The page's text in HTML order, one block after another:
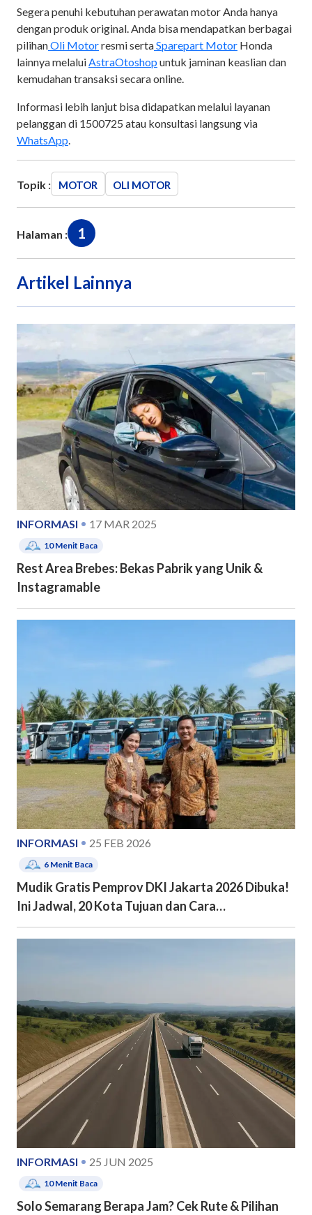
Segera penuhi kebutuhan perawatan motor Anda hanya
dengan produk original. Anda bisa mendapatkan berbagai
pilihanOli Motorresmi sertaSparepart Motor Honda
lainnya melaluiAstraOtoshop untuk jaminan keaslian dan
kemudahan transaksi secara online.
Informasi lebih lanjut bisa didapatkan melalui layanan
pelanggan di 1500725 atau konsultasi langsung via
WhatsApp.
Topik : MOTOR OLI MOTOR
Halaman : 1
Artikel Lainnya
INFORMASI 17 MAR 2025
10Menit Baca
Rest Area Brebes: Bekas Pabrik yang Unik &
Instagramable
INFORMASI 25 FEB 2026
6 Menit Baca
Mudik Gratis Pemprov DKI Jakarta 2026 Dibuka!
Ini Jadwal, 20 Kota Tujuan dan Cara
Pendaftarannya
INFORMASI 25 JUN 2025
10Menit Baca
Solo Semarang Berapa Jam? Cek Rute & Pilihan